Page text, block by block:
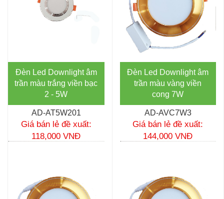
Đèn Led Downlight âm
trần màu trắng viền bạc
2 - 5W
AD-AT5W201
Giá bán lẻ đề xuất:
118,000 VNĐ
Đèn Led Downlight âm
trần màu vàng viền
cong 7W
AD-AVC7W3
Giá bán lẻ đề xuất:
144,000 VNĐ